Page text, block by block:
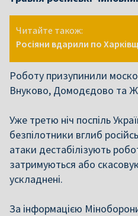
Читайте також:
Росіяни вдарили по
Роботу призупинили
Внуково, Домодєдово та
Уже третю ніч поспіль
безпілотники вглиб
атаки дестабілізують
затримуються або
ускладнені.
За інформацією